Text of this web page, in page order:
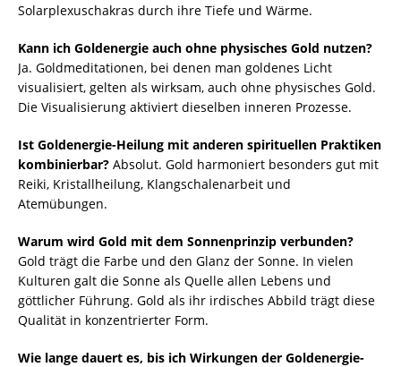
Solarplexuschakras durch ihre Tiefe und Wärme.
Kann ich Goldenergie auch ohne physisches Gold nutzen?
Ja. Goldmeditationen, bei denen man goldenes Licht
visualisiert, gelten als wirksam, auch ohne physisches Gold.
Die Visualisierung aktiviert dieselben inneren Prozesse.
Ist Goldenergie-Heilung mit anderen spirituellen Praktiken
kombinierbar? Absolut. Gold harmoniert besonders gut mit
Reiki, Kristallheilung, Klangschalenarbeit und
Atemübungen.
Warum wird Gold mit dem Sonnenprinzip verbunden?
Gold trägt die Farbe und den Glanz der Sonne. In vielen
Kulturen galt die Sonne als Quelle allen Lebens und
göttlicher Führung. Gold als ihr irdisches Abbild trägt diese
Qualität in konzentrierter Form.
Wie lange dauert es, bis ich Wirkungen der Goldenergie-